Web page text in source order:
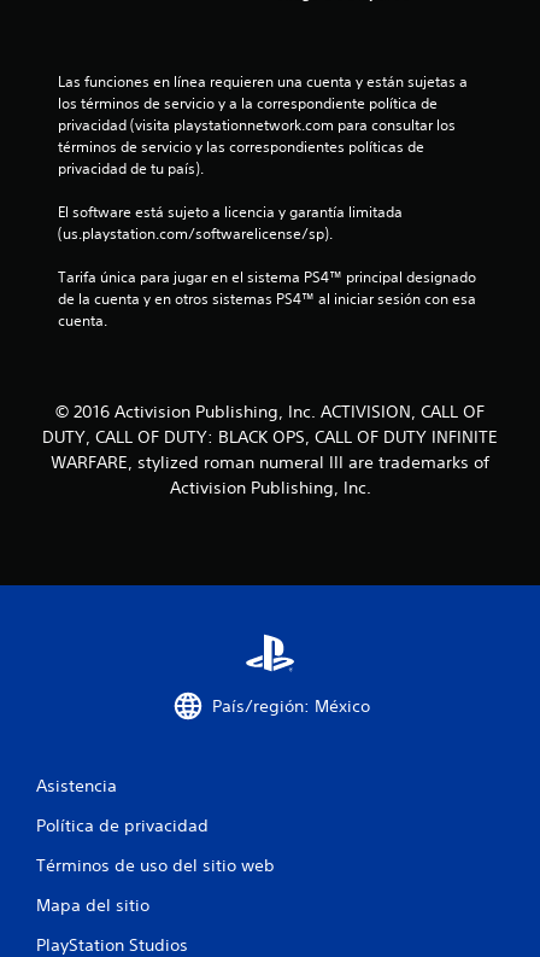
Las funciones en línea requieren una cuenta y están sujetas a
los términos de servicio y a la correspondiente política de
privacidad (visita playstationnetwork.com para consultar los
términos de servicio y las correspondientes políticas de
privacidad de tu país).
El software está sujeto a licencia y garantía limitada
(us.playstation.com/softwarelicense/sp).
Tarifa única para jugar en el sistema PS4™ principal designado
de la cuenta y en otros sistemas PS4™ al iniciar sesión con esa
cuenta.
© 2016 Activision Publishing, Inc. ACTIVISION, CALL OF
DUTY, CALL OF DUTY: BLACK OPS, CALL OF DUTY INFINITE
WARFARE, stylized roman numeral III are trademarks of
Activision Publishing, Inc.
País/región: México
Asistencia
Política de privacidad
Términos de uso del sitio web
Mapa del sitio
PlayStation Studios